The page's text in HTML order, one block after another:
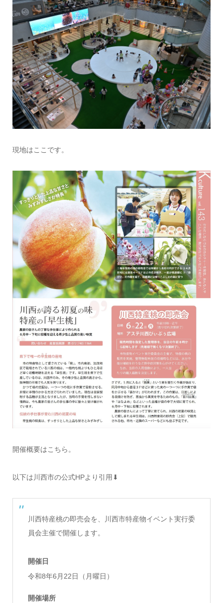
現地はここです。
開催概要はこちら。
以下は川西市の公式HPより引用⬇︎
川西特産桃の即売会を、川西市特産物イベント実行委
員会主催で開催します。
開催日
令和8年6月22日（月曜日）
開催場所